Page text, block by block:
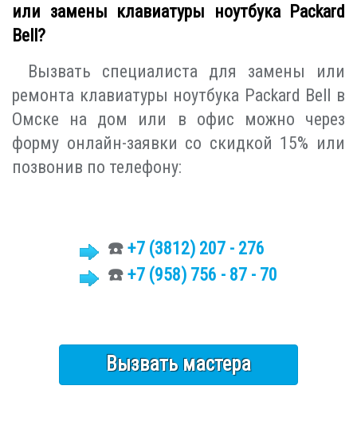
или замены клавиатуры ноутбука Packard
Bell?
Вызвать специалиста для замены или
ремонта клавиатуры ноутбука Packard Bell в
Омске на дом или в офис можно через
форму онлайн-заявки со скидкой 15% или
позвонив по телефону:
☎️ +7 (3812) 207 - 276
☎️ +7 (958) 756 - 87 - 70
Вызвать мастера